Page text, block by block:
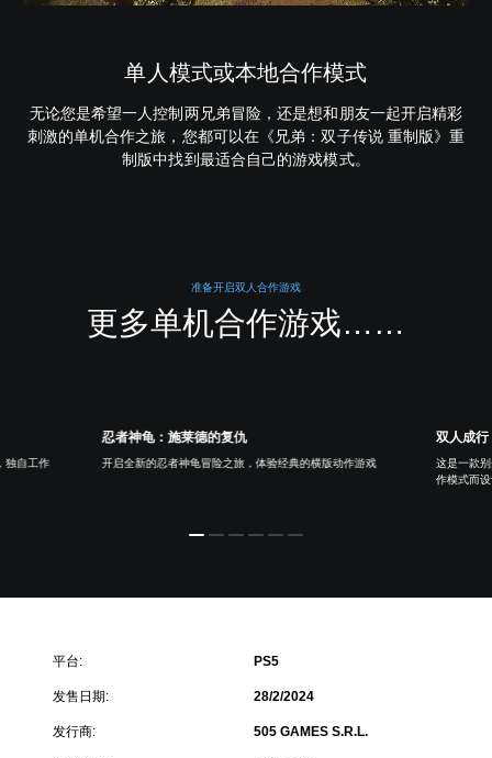
单人模式或本地合作模式
无论您是希望一人控制两兄弟冒险，还是想和朋友一起开启精彩
刺激的单机合作之旅，您都可以在《兄弟：双子传说 重制版》重
制版中找到最适合自己的游戏模式。
准备开启双人合作游戏
更多单机合作游戏……
忍者神龟：施莱德的复仇
开启全新的忍者神龟冒险之旅，体验经典的横版动作游戏
双人成行
这是一款
作模式而
独自工作
平台: PS5
发售日期: 28/2/2024
发行商: 505 GAMES S.R.L.